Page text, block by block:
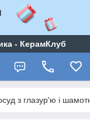
- КерамКлуб
з глазур'ю і